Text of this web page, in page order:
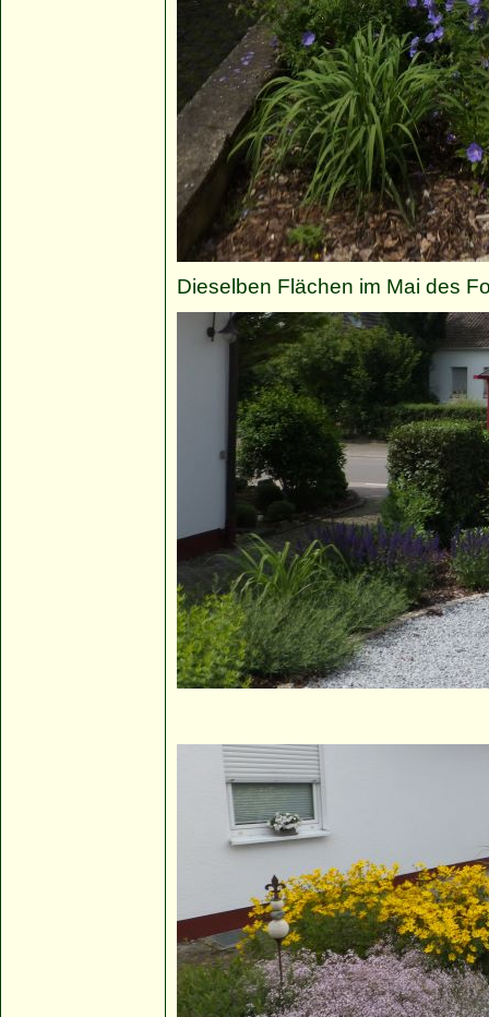
Dieselben Flächen im Mai des